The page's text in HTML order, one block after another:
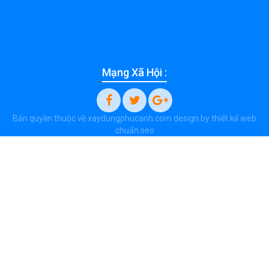
Mạng Xã Hội :
Bản quyền thuộc về xaydungphucanh.com design bythiết kế web
chuẩn seo